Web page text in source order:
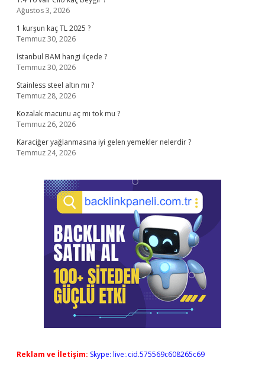
Ağustos 3, 2026
1 kurşun kaç TL 2025 ?
Temmuz 30, 2026
İstanbul BAM hangi ilçede ?
Temmuz 30, 2026
Stainless steel altın mı ?
Temmuz 28, 2026
Kozalak macunu aç mı tok mu ?
Temmuz 26, 2026
Karaciğer yağlanmasına iyi gelen yemekler nelerdir ?
Temmuz 24, 2026
Reklam ve İletişim: Skype: live:.cid.575569c608265c69